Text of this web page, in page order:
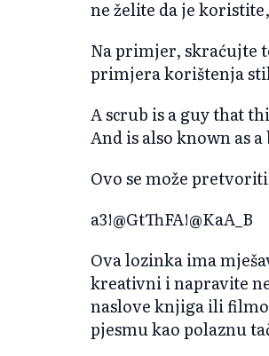
ne želite da je
Na primjer, skraćujte
primjera korištenja
A scrub is a guy that
And is also known as a
Ovo se može
a3!@GtThFA!@KaA_B
Ova lozinka ima
kreativni i napravite
naslove knjiga ili
pjesmu kao polaznu